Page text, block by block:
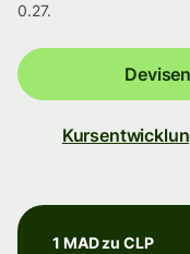
0.27.
1 MAD zu CLP